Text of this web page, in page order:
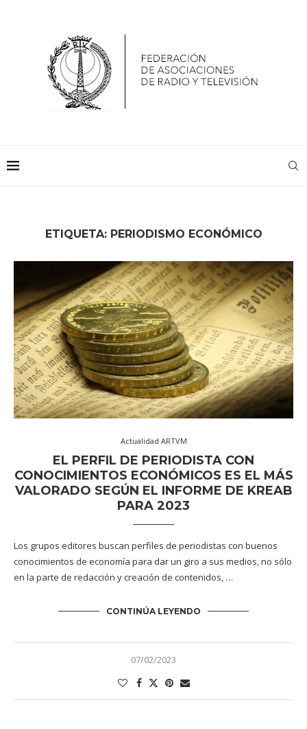
ETIQUETA: PERIODISMO ECONÓMICO
Actualidad ARTVM
EL PERFIL DE PERIODISTA CON
CONOCIMIENTOS ECONÓMICOS ES EL MÁS
VALORADO SEGÚN EL INFORME DE KREAB
PARA 2023
Los grupos editores buscan perfiles de periodistas con buenos
conocimientos de economía para dar un giro a sus medios, no sólo
en la parte de redacción y creación de contenidos, …
CONTINÚA LEYENDO
07/02/2023